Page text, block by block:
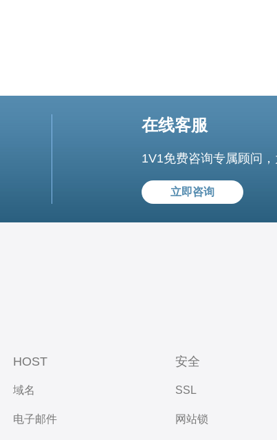
在线客服
1V1免费咨询专属顾问
立即咨询
HOST
域名
电子邮件
安全
SSL
网站锁